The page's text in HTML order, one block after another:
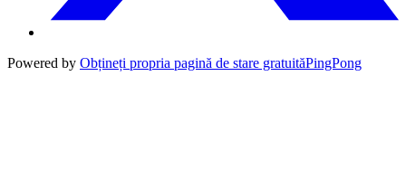
Powered by Obțineți propria pagină de stare gratuităPingPong